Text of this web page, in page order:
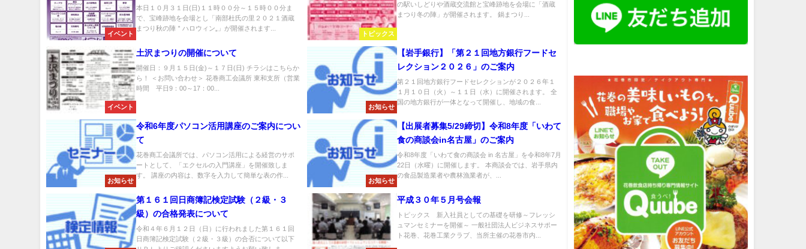
イベント
本日１０月３１日(日)１１時００分～１５時００分ま
で、宝峰跡地を会場とし「南部杜氏の里２０２１酒蔵
まつり秋の陣＂ハロウィン„」が開催されます...
トピックス
の駅いしどりや酒蔵交流館と宝峰跡地を会場に「酒蔵
まつり冬の陣」が開催されます。 鍋まつり...
イベント
土沢まつりの開催について
開催日：９月１５日(金)～１７日(日) チラシはこちらか
ら！ ＜お問い合わせ＞ 花巻商工会議所 東和支所（営業
時間 平日9：00～17：00...
お知らせ
【岩手銀行】「第２１回地方銀行フードセ
レクション２０２６」のご案内
第２１回地方銀行フードセレクションが２０２６年１
１月１０日（火）～１１日（水）に開催されます。 全
国の地方銀行が一体となって開催し、地域の食...
お知らせ
令和6年度パソコン活用講座のご案内につい
て
花巻商工会議所では、パソコン活用による経営のサポ
ートとして、「エクセルの入門講座」を開催致しま
す。 講座の内容は、数字を入力して簡単な表の作...
お知らせ
【出展者募集5/29締切】令和8年度「いわて
食の商談会in名古屋」のご案内
令和8年度「いわて食の商談会 in 名古屋」を令和8年7月
22日（水曜）に開催します。 本商談会では、岩手県内
の食品製造業者や農林漁業者が、...
第１６１回日商簿記検定試験（２級・３
級）の合格発表について
令和４年６月１２日（日）に行われました第１６１回
日商簿記検定試験（２級・３級）の合否について以下
平成３０年５月号会報
トピックス 新入社員としての基礎を研修～フレッシ
ュマンセミナーを開催～ 一般社団法人ビジネスサポー
ト花巻、花巻工業クラブ、当所主催の花巻市内...